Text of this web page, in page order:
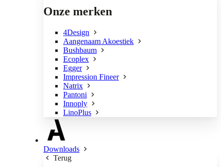
Onze merken
4Design
Aangenaam Akoestiek
Bushbaum
Ecoplex
Egger
Impression Fineer
Natrix
Pantoni
Innoply
LinoPlus
Downloads
Terug